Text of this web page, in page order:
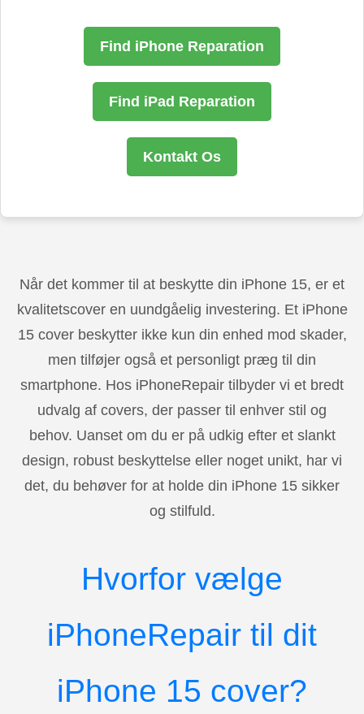
Find iPhone Reparation
Find iPad Reparation
Kontakt Os
Når det kommer til at beskytte din iPhone 15, er et
kvalitetscover en uundgåelig investering. Et iPhone
15 cover beskytter ikke kun din enhed mod skader,
men tilføjer også et personligt præg til din
smartphone. Hos iPhoneRepair tilbyder vi et bredt
udvalg af covers, der passer til enhver stil og
behov. Uanset om du er på udkig efter et slankt
design, robust beskyttelse eller noget unikt, har vi
det, du behøver for at holde din iPhone 15 sikker
og stilfuld.
Hvorfor vælge
iPhoneRepair til dit
iPhone 15 cover?